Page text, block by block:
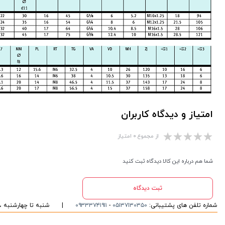
امتیاز و دیدگاه کاربران
از مجموع ۰ امتیاز
شما هم درباره این کالا دیدگاه ثبت کنید
ثبت دیدگاه
شماره تلفن های پشتیبانی: ۰۵۱۳۷۱۳۰۳۵۰ - ۰۹۳۳۳۷۴۱۹۱۱ شنبه تا چهارشنبه ، ۱۰ الی ۱۶ پاسخگوی شما